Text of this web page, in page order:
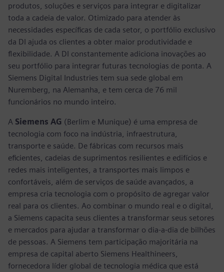
produtos, soluções e serviços para integrar e digitalizar
toda a cadeia de valor. Otimizado para atender às
necessidades específicas de cada setor, o portfólio exclusivo
da DI ajuda os clientes a obter maior produtividade e
flexibilidade. A DI constantemente adiciona inovações ao
seu portfólio para integrar futuras tecnologias de ponta. A
Siemens Digital Industries tem sua sede global em
Nuremberg, na Alemanha, e tem cerca de 76 mil
funcionários no mundo inteiro.
A Siemens AG (Berlim e Munique) é uma empresa de
tecnologia com foco na indústria, infraestrutura,
transporte e saúde. De fábricas com recursos mais
eficientes, cadeias de suprimentos resilientes e edifícios e
redes mais inteligentes, a transportes mais limpos e
confortáveis, além de serviços de saúde avançados, a
empresa cria tecnologia com o propósito de agregar valor
real para os clientes. Ao combinar o mundo real e o digital,
a Siemens capacita seus clientes a transformar seus setores
e mercados para ajudar a transformar o dia-a-dia de bilhões
de pessoas. A Siemens tem participação majoritária na
empresa de capital aberto Siemens Healthineers,
fornecedora líder global de tecnologia médica que está